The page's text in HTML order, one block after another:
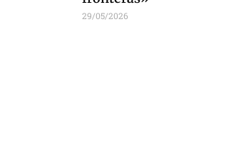
29/05/2026